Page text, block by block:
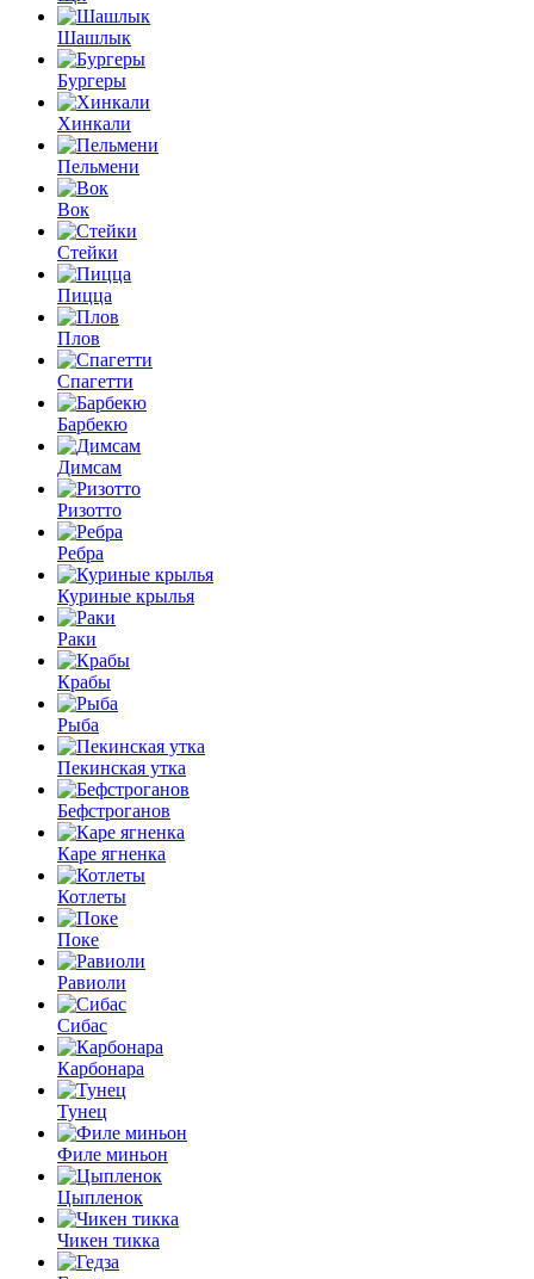
Шашлык
Бургеры
Хинкали
Пельмени
Вок
Стейки
Пицца
Плов
Спагетти
Барбекю
Димсам
Ризотто
Ребра
Куриные крылья
Раки
Крабы
Рыба
Пекинская утка
Бефстроганов
Каре ягненка
Котлеты
Поке
Равиоли
Сибас
Карбонара
Тунец
Филе миньон
Цыпленок
Чикен тикка